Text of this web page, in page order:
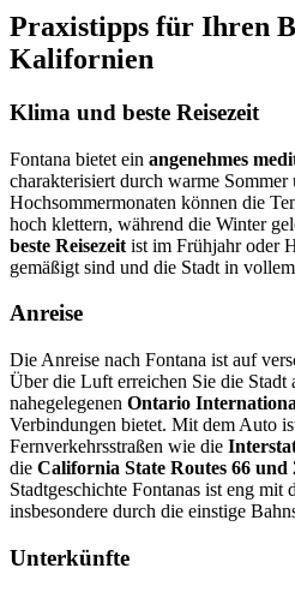
Praxistipps für Ihren
Kalifornien
Klima und beste Reisezeit
Fontana bietet ein angenehmes
charakterisiert durch warme
Hochsommermonaten können die
hoch klettern, während die Winter
beste Reisezeit ist im Frühjahr oder
gemäßigt sind und die Stadt in
Anreise
Die Anreise nach Fontana ist auf
Über die Luft erreichen Sie die Stadt
nahegelegenen Ontario
Verbindungen bietet. Mit dem Auto
Fernverkehrsstraßen wie die
die California State Routes 66 und
Stadtgeschichte Fontanas ist eng mit
insbesondere durch die einstige
Unterkünfte